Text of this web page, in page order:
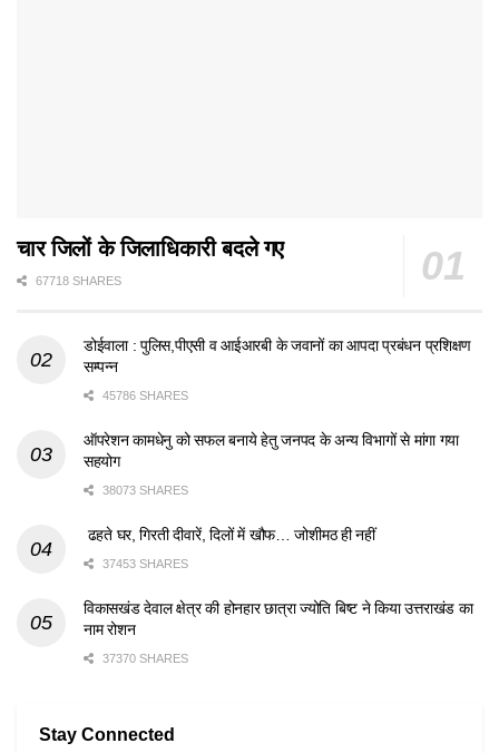
चार जिलों के जिलाधिकारी बदले गए
67718 SHARES
डोईवाला : पुलिस,पीएसी व आईआरबी के जवानों का आपदा प्रबंधन प्रशिक्षण
सम्पन्न
45786 SHARES
ऑपरेशन कामधेनु को सफल बनाये हेतु जनपद के अन्य विभागों से मांगा गया
सहयोग
38073 SHARES
ढहते घर, गिरती दीवारें, दिलों में खौफ… जोशीमठ ही नहीं
37453 SHARES
विकासखंड देवाल क्षेत्र की होनहार छात्रा ज्योति बिष्ट ने किया उत्तराखंड का
नाम रोशन
37370 SHARES
Stay Connected